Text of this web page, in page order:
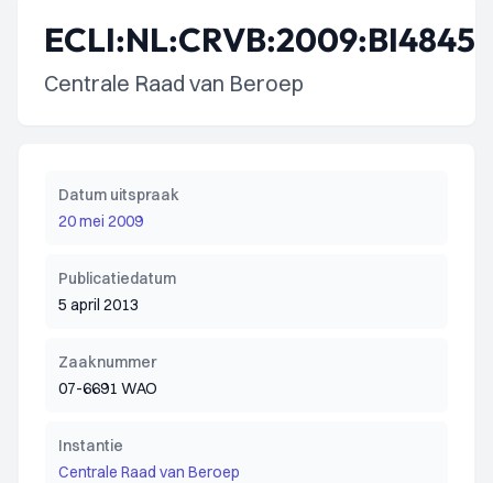
ECLI:NL:CRVB:2009:BI4845
Centrale Raad van Beroep
Datum uitspraak
20 mei 2009
Publicatiedatum
5 april 2013
Zaaknummer
07-6691 WAO
Instantie
Centrale Raad van Beroep